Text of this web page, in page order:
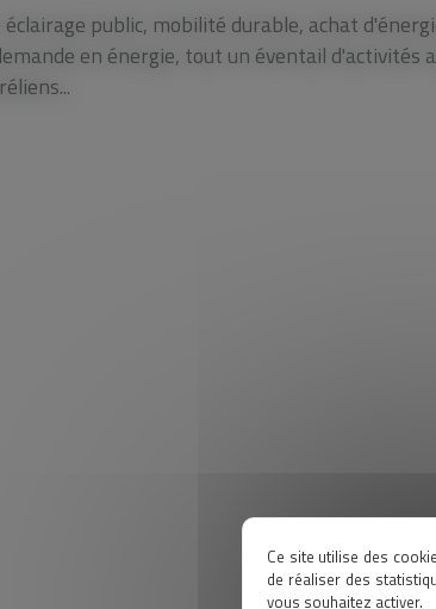
Ce site utilise des
de réaliser des
vous souhaitez activer.
public, mobilité durable, achat
en énergie, tout un éventail d'activités